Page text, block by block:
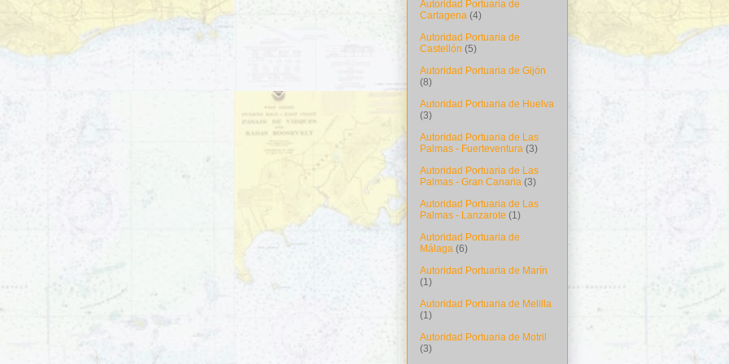
Autoridad Portuaria de
Cartagena (4)
Autoridad Portuaria de
Castellón (5)
Autoridad Portuaria de Gijón
(8)
Autoridad Portuaria de Huelva
(3)
Autoridad Portuaria de Las
Palmas - Fuerteventura (3)
Autoridad Portuaria de Las
Palmas - Gran Canaria (3)
Autoridad Portuaria de Las
Palmas - Lanzarote (1)
Autoridad Portuaria de
Málaga (6)
Autoridad Portuaria de Marín
(1)
Autoridad Portuaria de Melilla
(1)
Autoridad Portuaria de Motril
(3)